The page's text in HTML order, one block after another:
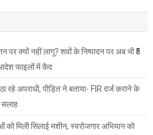
क्यों नहीं लागू? शवों के निष्पादन पर अब भी ₹5
आदेश फाइलों में कैद
रहे अपराधी, पीड़ित ने बताया- FIR दर्ज कराने के
मिली सिलाई मशीन, स्वरोजगार अभियान को